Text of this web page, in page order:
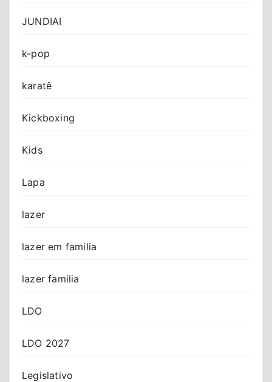
JUNDIAI
k-pop
karatê
Kickboxing
Kids
Lapa
lazer
lazer em familia
lazer familia
LDO
LDO 2027
Legislativo